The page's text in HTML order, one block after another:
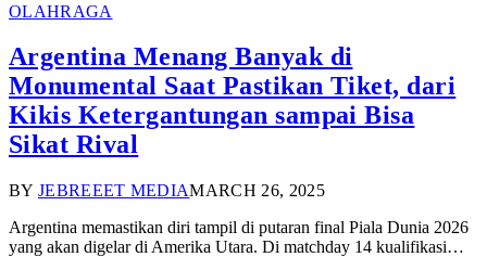
OLAHRAGA
Argentina Menang Banyak di
Monumental Saat Pastikan Tiket, dari
Kikis Ketergantungan sampai Bisa
Sikat Rival
BY JEBREEET MEDIAMARCH 26, 2025
Argentina memastikan diri tampil di putaran final Piala Dunia 2026
yang akan digelar di Amerika Utara. Di matchday 14 kualifikasi…